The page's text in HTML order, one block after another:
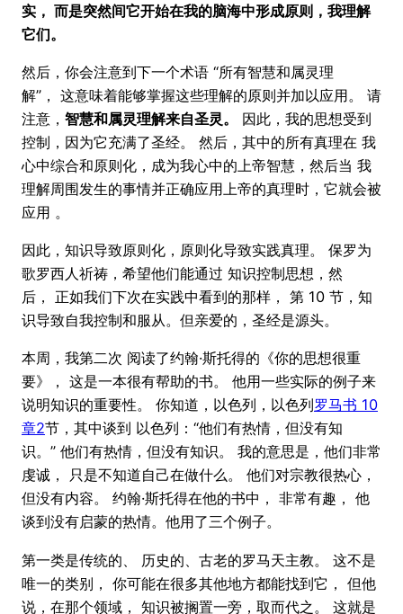
实， 而是突然间它开始在我的脑海中形成原则，我理解
它们。
然后，你会注意到下一个术语 “所有智慧和属灵理
解”， 这意味着能够掌握这些理解的原则并加以应用。 请
注意， 智慧和属灵理解来自圣灵。
因此，我的思想受到
控制，因为它充满了圣经。 然后，其中的所有真理在 我
心中综合和原则化，成为我心中的上帝智慧，然后当 我
理解周围发生的事情并正确应用上帝的真理时，它就会被
应用 。
因此，知识导致原则化，原则化导致实践真理。 保罗为
歌罗西人祈祷，希望他们能通过 知识控制思想，然
后， 正如我们下次在实践中看到的那样， 第 10 节，知
识导致自我控制和服从。但亲爱的，圣经是源头。
本周，我第二次 阅读了约翰·斯托得的《你的思想很重
要》， 这是一本很有帮助的书。 他用一些实际的例子来
说明知识的重要性。 你知道，以色列，以色列罗马书 10
章2节，其中谈到 以色列：“他们有热情，但没有知
识。” 他们有热情，但没有知识。 我的意思是，他们非常
虔诚， 只是不知道自己在做什么。 他们对宗教很热心，
但没有内容。 约翰·斯托得在他的书中， 非常有趣， 他
谈到没有启蒙的热情。他用了三个例子。
第一类是传统的、 历史的、古老的罗马天主教。 这不是
唯一的类别， 你可能在很多其他地方都能找到它， 但他
说，在那个领域， 知识被搁置一旁，取而代之。 这就是